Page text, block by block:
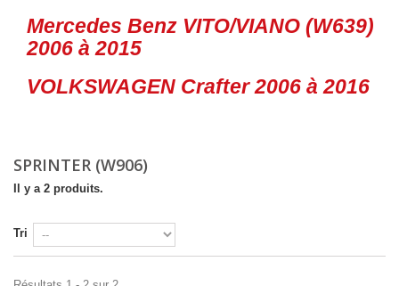
Mercedes Benz VITO/VIANO (W639)
2006 à 2015
VOLKSWAGEN Crafter 2006 à 2016
SPRINTER (W906)
Il y a 2 produits.
Tri